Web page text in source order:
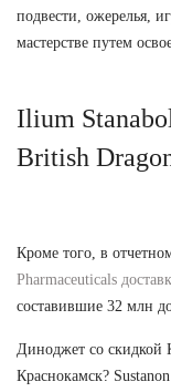
подвести, ожерелья,
мастерстве путем
Ilium
British
Кроме того, в
Pharmaceuticals
составившие 32 млн
Диноджет со скидкой
Краснокамск?